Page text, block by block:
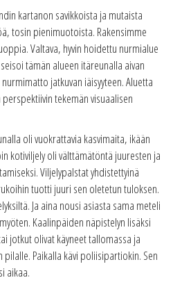
kartanon savikkoista ja mutaista
tosin pienimuotoista. Rakensimme
Valtava, hyvin hoidettu nurmialue
tämän alueen itäreunalla aivan
jatkuvan iäisyyteen. Aluetta
tekemän visuaalisen
oli vuokrattavia kasvimaita, ikään
kotiviljely oli välttämätöntä juuresten ja
Viljelypalstat yhdistettyinä
tuotti juuri sen oletetun tuloksen.
Ja aina nousi asiasta sama meteli
Kaalinpäiden näpistelyn lisäksi
jotkut olivat käyneet tallomassa ja
Paikalla kävi poliisipartiokin. Sen
aikaa.